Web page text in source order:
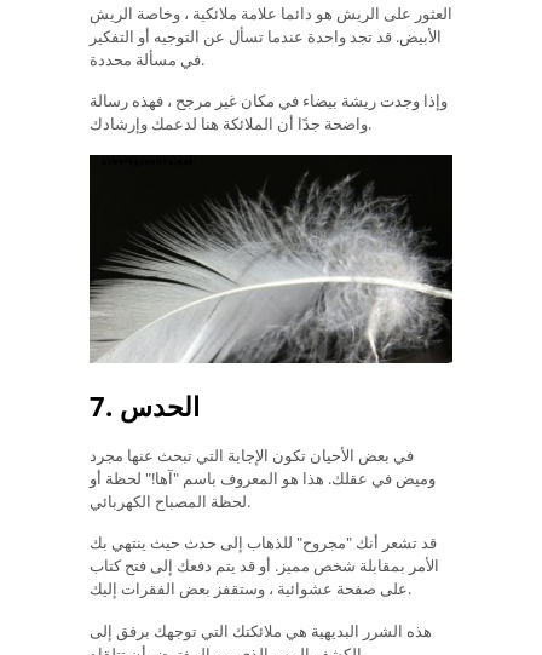
العثور على الريش هو دائما علامة ملائكية ، وخاصة الريش
الأبيض. قد تجد واحدة عندما تسأل عن التوجيه أو التفكير
في مسألة محددة.
وإذا وجدت ريشة بيضاء في مكان غير مرجح ، فهذه رسالة
واضحة جدًا أن الملائكة هنا لدعمك وإرشادك.
7. الحدس
في بعض الأحيان تكون الإجابة التي تبحث عنها مجرد
وميض في عقلك. هذا هو المعروف باسم "آها!" لحظة أو
لحظة المصباح الكهربائي.
قد تشعر أنك "مجروح" للذهاب إلى حدث حيث ينتهي بك
الأمر بمقابلة شخص مميز. أو قد يتم دفعك إلى فتح كتاب
على صفحة عشوائية ، وستقفز بعض الفقرات إليك.
هذه الشرر البديهية هي ملائكتك التي توجهك برفق إلى